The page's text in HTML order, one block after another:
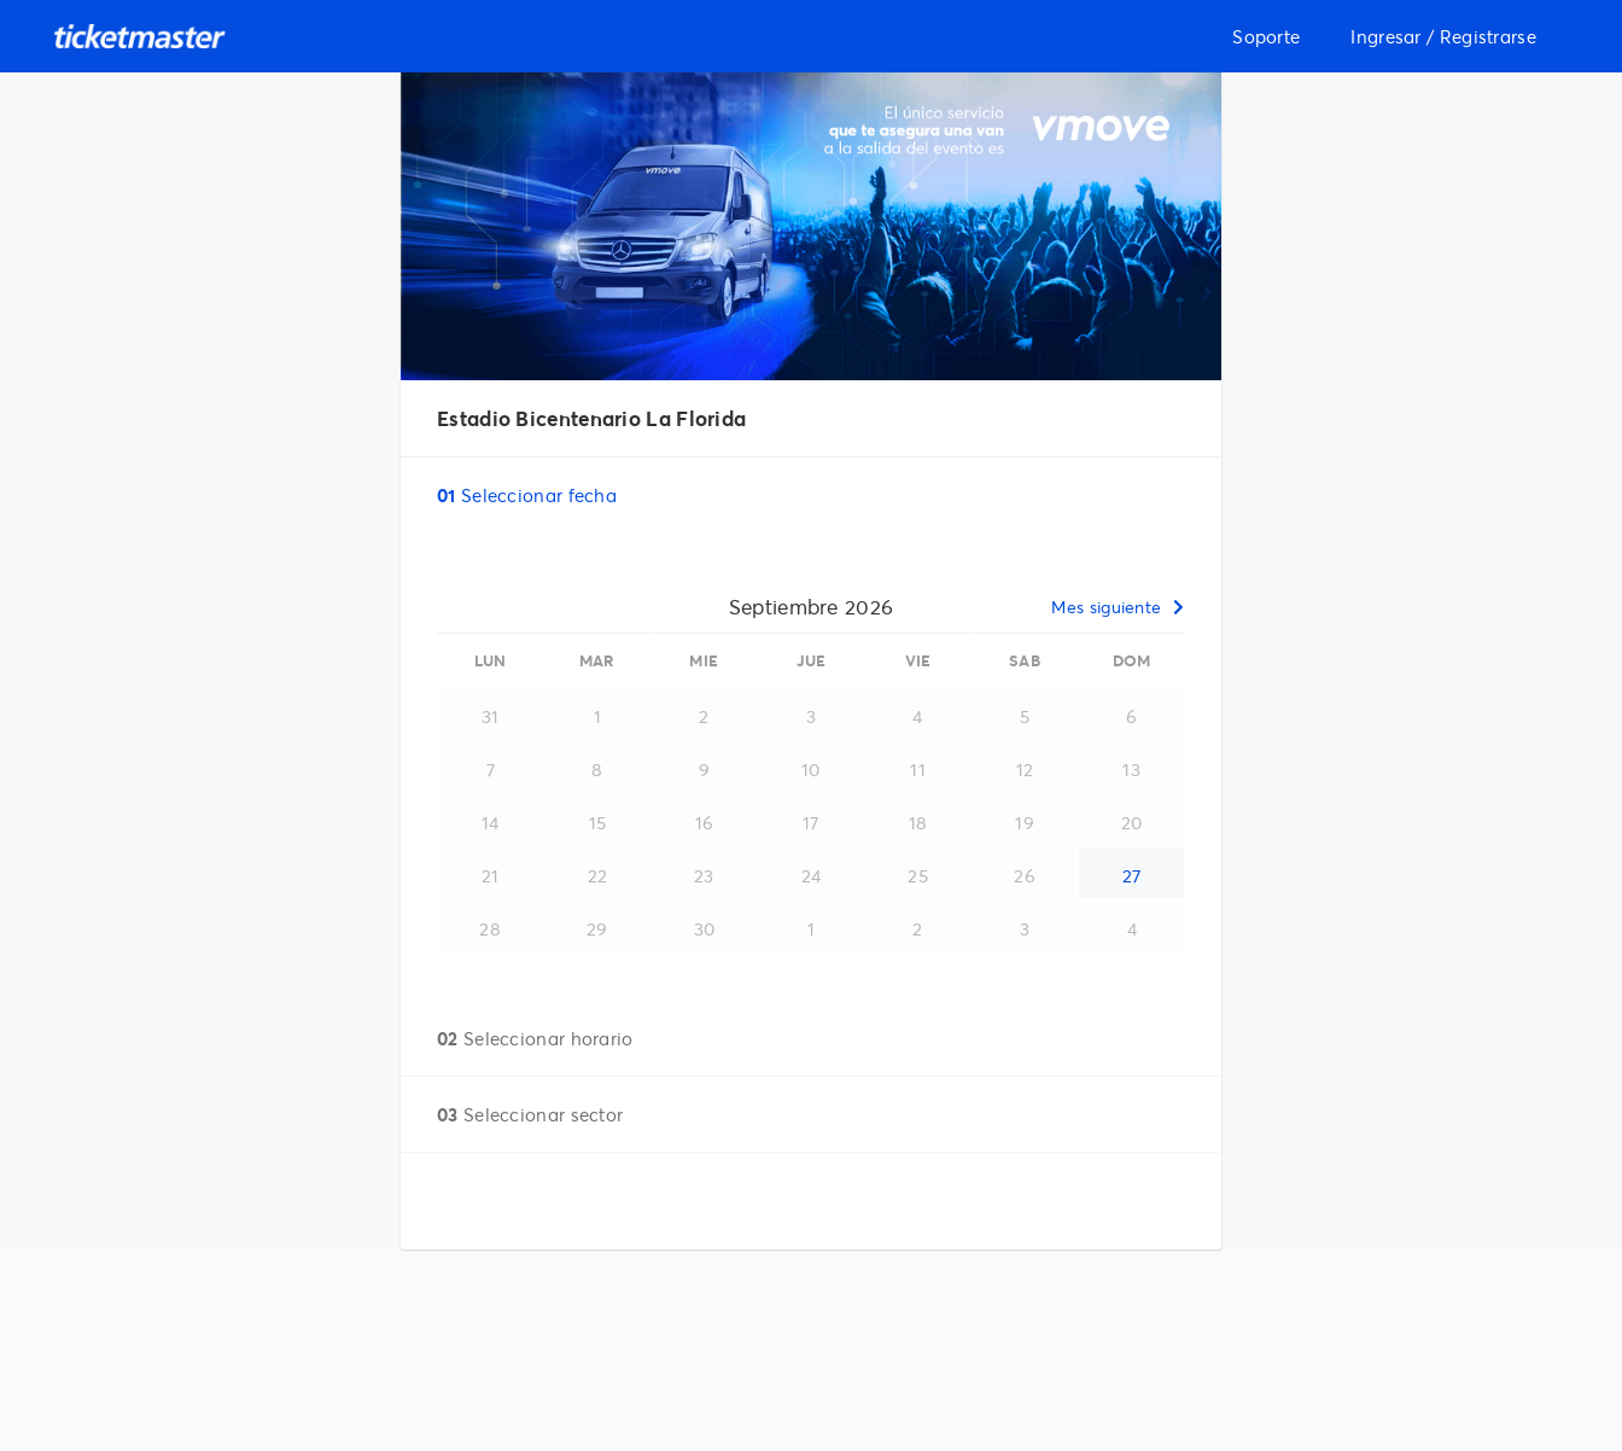
Soporte Ingresar / Registrarse
Estadio Bicentenario La Florida
01 Seleccionar fecha
Septiembre 2026 Mes siguiente
LUN MAR MIE JUE VIE SAB DOM
31 1 2 3 4 5 6
7 8 9 10 11 12 13
14 15 16 17 18 19 20
21 22 23 24 25 26 27
28 29 30 1 2 3 4
02 Seleccionar horario
03 Seleccionar sector